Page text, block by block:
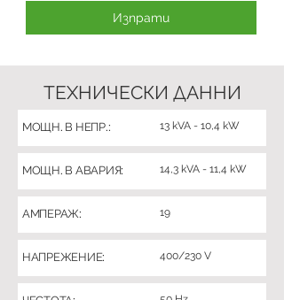
Изпрати
ТЕХНИЧЕСКИ ДАННИ
МОЩН. В НЕПР.: 13 kVA - 10,4 kW
МОЩН. В АВАРИЯ: 14,3 kVA - 11,4 kW
АМПЕРАЖ: 19
НАПРЕЖЕНИЕ: 400/230 V